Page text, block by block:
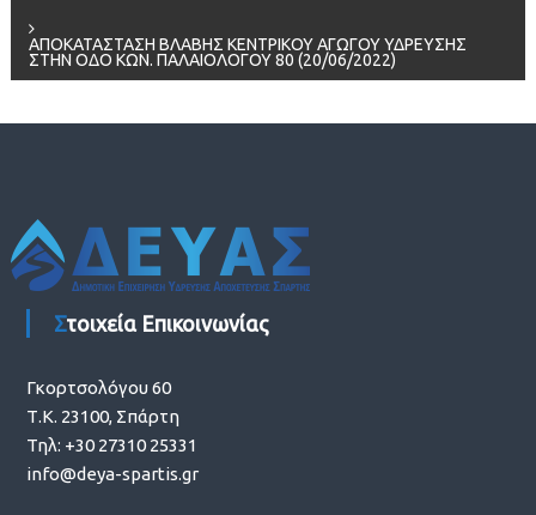
άρθρων
ΑΠΟΚΑΤΑΣΤΑΣΗ ΒΛΑΒΗΣ ΚΕΝΤΡΙΚΟΥ ΑΓΩΓΟΥ ΥΔΡΕΥΣΗΣ
ΣΤΗΝ ΟΔΟ ΚΩΝ. ΠΑΛΑΙΟΛΟΓΟΥ 80 (20/06/2022)
Στοιχεία Επικοινωνίας
Γκορτσολόγου 60
Τ.Κ. 23100, Σπάρτη
Τηλ: +30 27310 25331
info@deya-spartis.gr